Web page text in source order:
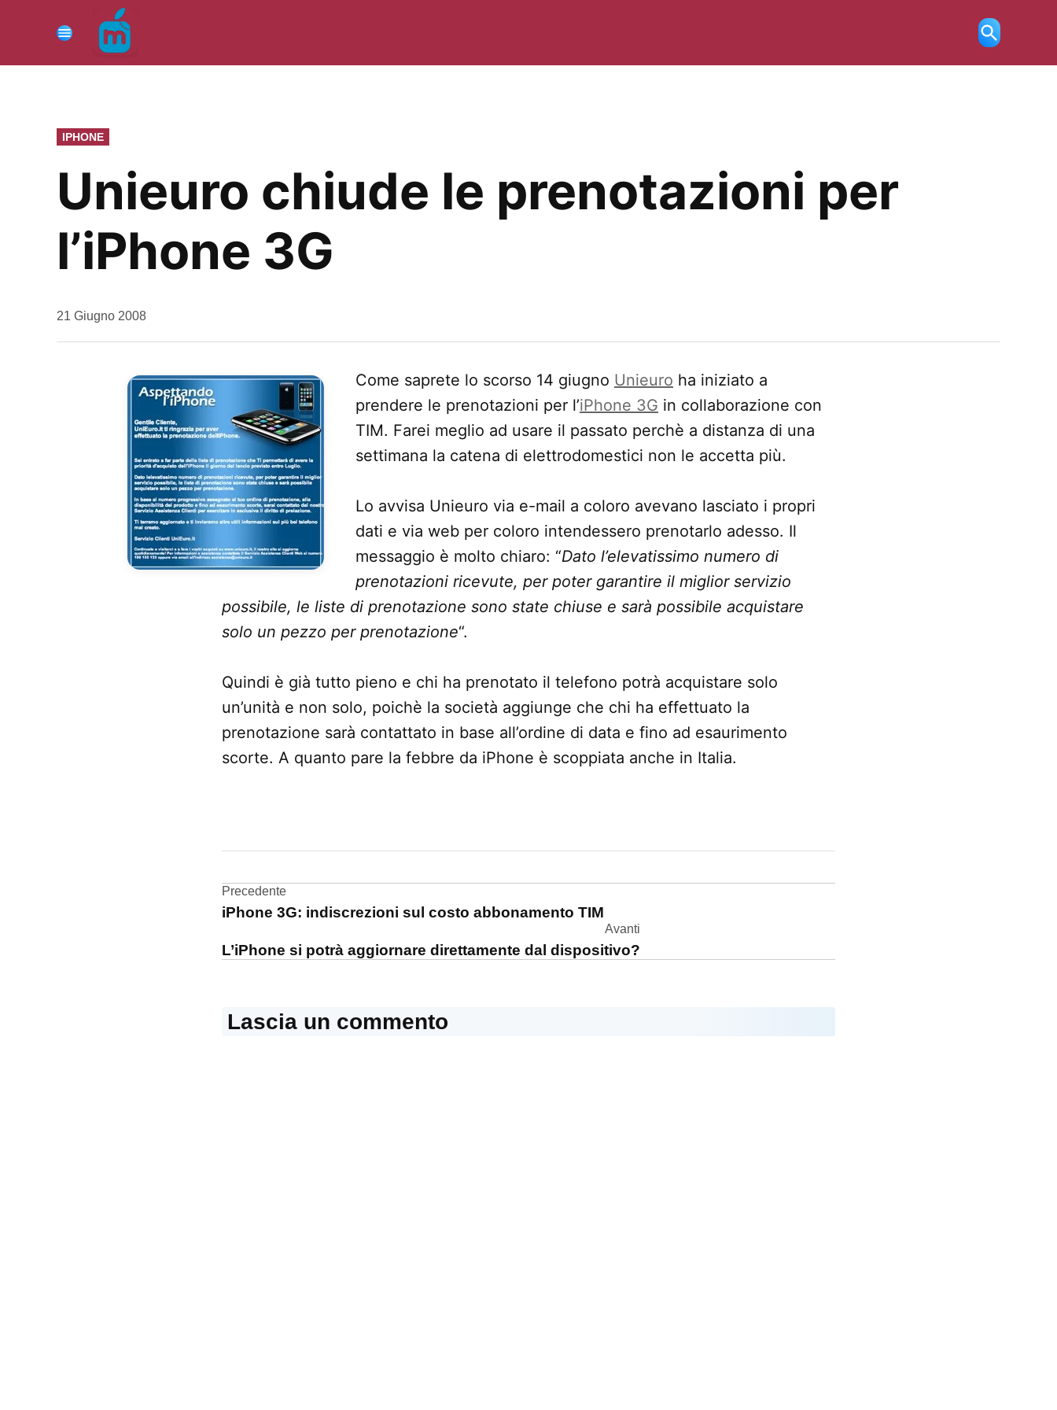
contenuto
Menu
Ricerca
aperta
PUBBLICATO
IN
IPHONE
Unieuro chiude le prenotazioni per
l’iPhone 3G
da
21 Giugno 2008
Come saprete lo scorso 14 giugno Unieuro ha iniziato a
prendere le prenotazioni per l’iPhone 3G in collaborazione con
TIM. Farei meglio ad usare il passato perchè a distanza di una
settimana la catena di elettrodomestici non le accetta più.
Lo avvisa Unieuro via e-mail a coloro avevano lasciato i propri
dati e via web per coloro intendessero prenotarlo adesso. Il
messaggio è molto chiaro: “Dato l’elevatissimo numero di
prenotazioni ricevute, per poter garantire il miglior servizio
possibile, le liste di prenotazione sono state chiuse e sarà possibile acquistare
solo un pezzo per prenotazione“.
Quindi è già tutto pieno e chi ha prenotato il telefono potrà acquistare solo
un’unità e non solo, poichè la società aggiunge che chi ha effettuato la
prenotazione sarà contattato in base all’ordine di data e fino ad esaurimento
scorte. A quanto pare la febbre da iPhone è scoppiata anche in Italia.
3G
Navigazione
Precedente
iPhone 3G: indiscrezioni sul costo abbonamento TIM
Avanti
L’iPhone si potrà aggiornare direttamente dal dispositivo?
Lascia un commento